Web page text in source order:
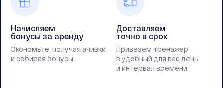
Начисляем
бонусы за аренду
Экономьте, получая ачивки
и собирая бонусы
Доставляем
точно в срок
Привезем тренажер
в удобный для вас день
и интервал времени